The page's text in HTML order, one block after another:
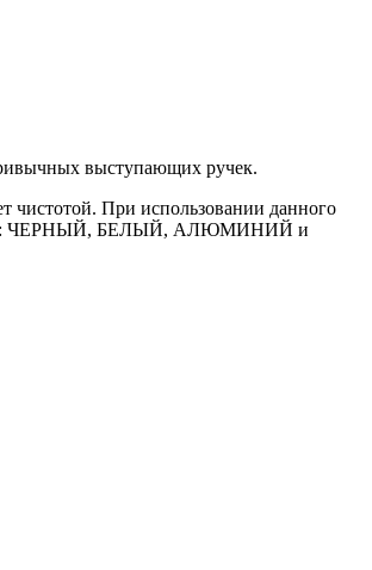
выступающих ручек.
чистотой. При использовании данного
ЧЕРНЫЙ, БЕЛЫЙ, АЛЮМИНИЙ и